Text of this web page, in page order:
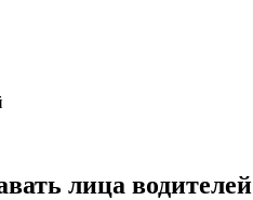
лица водителей